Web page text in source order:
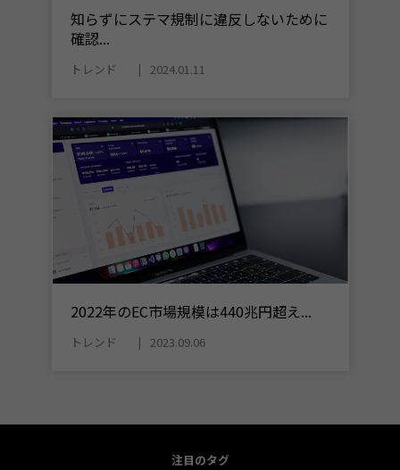
知らずにステマ規制に違反しないために
確認...
トレンド 2024.01.11
2022年のEC市場規模は440兆円超え...
トレンド 2023.09.06
注目のタグ